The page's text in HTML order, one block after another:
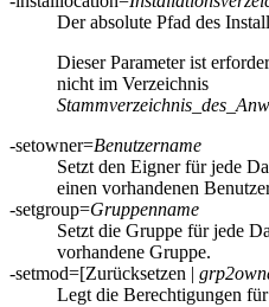
Der absolute Pfad des
Dieser Parameter ist
nicht im Verzeichnis
-setowner=Benutzername
Setzt den Eigner für jede
einen vorhandenen
-setgroup=Gruppenname
Setzt die Gruppe für jede
vorhandene Gruppe.
-setmod=[Zurücksetzen |
Legt die Berechtigungen